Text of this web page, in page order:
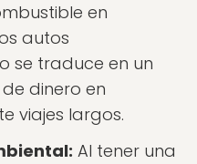
en
autos
se traduce en un
dinero en
viajes largos.
Al tener una